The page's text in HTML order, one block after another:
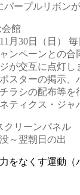
パープルリボン
館
月30日（日）
ンペーンとの合
が交互に点灯し
スターの掲示、
ラシの配布等を
ティクス・ジャ
リーンパネル
～翌朝日の出
をなくす運動（